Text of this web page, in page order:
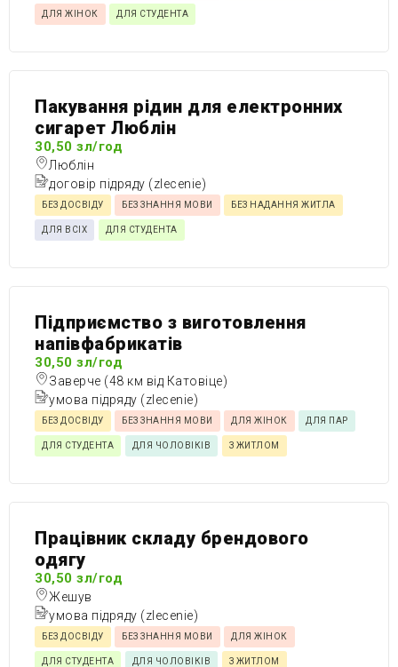
ДЛЯ ЖІНОК ДЛЯ СТУДЕНТА
Пакування рідин для електронних
сигарет Люблін
30,50 зл/год
Люблін
договір підряду (zlecenie)
БЕЗ ДОСВІДУ БЕЗ ЗНАННЯ МОВИ БЕЗ НАДАННЯ ЖИТЛА
ДЛЯ ВСІХ ДЛЯ СТУДЕНТА
Підприємство з виготовлення
напівфабрикатів
30,50 зл/год
Заверче (48 км від Катовіце)
умова підряду (zlecenie)
БЕЗ ДОСВІДУ БЕЗ ЗНАННЯ МОВИ ДЛЯ ЖІНОК ДЛЯ ПАР
ДЛЯ СТУДЕНТА ДЛЯ ЧОЛОВІКІВ З ЖИТЛОМ
Працівник складу брендового
одягу
30,50 зл/год
Жешув
умова підряду (zlecenie)
БЕЗ ДОСВІДУ БЕЗ ЗНАННЯ МОВИ ДЛЯ ЖІНОК
ДЛЯ СТУДЕНТА ДЛЯ ЧОЛОВІКІВ З ЖИТЛОМ